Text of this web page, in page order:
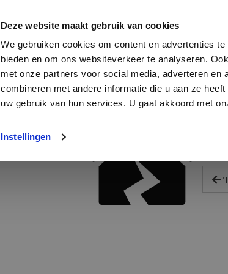
Deze website maakt gebruik van cookies
We gebruiken cookies om content en advertenties
bieden en om ons websiteverkeer te analyseren.
met onze partners voor social media, adverteren en
combineren met andere informatie die u aan ze
uw gebruik van hun services. U gaat akkoord met
Instellingen